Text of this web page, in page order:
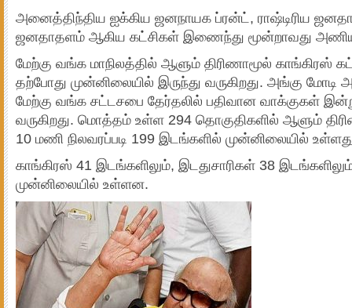
அனைத்திந்திய ஐக்கிய ஜனநாயக ப்ரன்ட், ராஷ்டிரிய
ஜனதாதளம் ஆகிய கட்சிகள் இணைந்து மூன்றாவது
மேற்கு வங்க மாநிலத்தில் ஆளும் திரிணாமூல் காங்கிரஸ்
தற்போது முன்னிலையில் இருந்து வருகிறது. அங்கு மோடி
மேற்கு வங்க சட்டசபை தேர்தலில் பதிவான வாக்குகள்
வருகிறது. மொத்தம் உள்ள 294 தொகுதிகளில் ஆளும்
10 மணி நிலவரப்படி 199 இடங்களில் முன்னிலையில்
காங்கிரஸ் 41 இடங்களிலும், இடதுசாரிகள் 38
முன்னிலையில் உள்ளன.